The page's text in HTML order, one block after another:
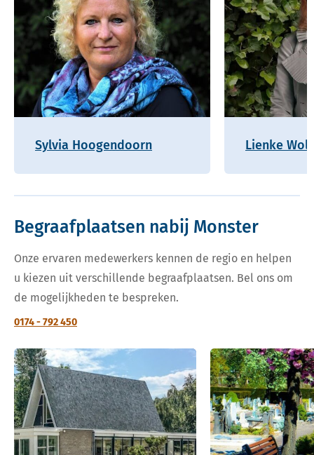
Sylvia Hoogendoorn Lienke
Begraafplaatsen nabij Monster
Onze ervaren medewerkers kennen de regio en helpen
u kiezen uit verschillende begraafplaatsen. Bel ons om
de mogelijkheden te bespreken.
0174 - 792 450